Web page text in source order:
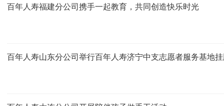
百年人寿福建分公司携手一起教育，共同创造快乐时光
百年人寿山东分公司举行百年人寿济宁中支志愿者服务基地